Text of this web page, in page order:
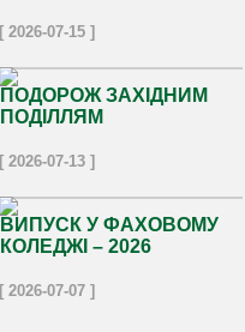
[ 2026-07-15 ]
ПОДОРОЖ ЗАХІДНИМ
ПОДІЛЛЯМ
[ 2026-07-13 ]
ВИПУСК У ФАХОВОМУ
КОЛЕДЖІ – 2026
[ 2026-07-07 ]